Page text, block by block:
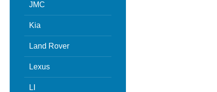
JMC
Kia
Land Rover
Lexus
LI